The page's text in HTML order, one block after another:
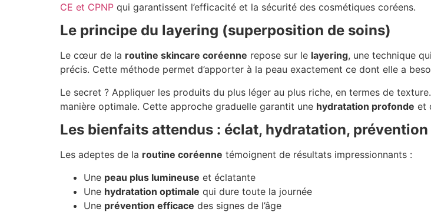
CE et CPNP qui garantissent l’efficacité et la sécurité des cosmétiques coréens.
Le principe du layering (superposition de soins)
Le cœur de la routine skincare coréenne repose sur le layering, une technique
précis. Cette méthode permet d’apporter à la peau exactement ce dont elle a
Le secret ? Appliquer les produits du plus léger au plus riche, en termes de
manière optimale. Cette approche graduelle garantit une hydratation profonde et
Les bienfaits attendus : éclat, hydratation,
Les adeptes de la routine coréenne témoignent de résultats impressionnants :
Une peau plus lumineuse et éclatante
Une hydratation optimale qui dure toute la journée
Une prévention efficace des signes de l’âge